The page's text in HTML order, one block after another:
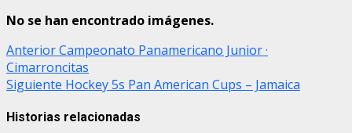
No se han encontrado imágenes.
Post
navigation
AnteriorCampeonato Panamericano Junior ·
Cimarroncitas
Siguiente Hockey 5s Pan American Cups – Jamaica
Historias relacionadas